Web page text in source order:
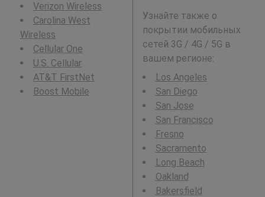
Verizon Wireless
Carolina West
Wireless
Cellular One
U.S. Cellular
AT&T FirstNet
Boost Mobile
Узнайте также о
покрытии мобильных
сетей 3G / 4G / 5G в
вашем регионе:
Los Angeles
San Diego
San Jose
San Francisco
Fresno
Sacramento
Long Beach
Oakland
Bakersfield